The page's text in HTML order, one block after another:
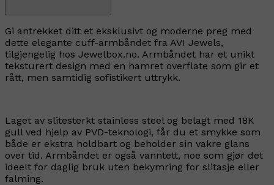
Gi antrekket ditt et eksklusivt og moderne preg med
dette elegante cuff-armbåndet fra AVI Jewels,
tilgjengelig hos Jewelbox.no. Armbåndet har et unikt
teksturert design med en hamret overflate som gir et
rått, men samtidig sofistikert uttrykk.
Laget av slitesterkt stainless steel og belagt med 18K
gull ved hjelp av PVD-teknologi, får du et smykke som
både er ekstra holdbart og beholder sin vakre glans
over tid. Armbåndet er også vanntett, noe som gjør det
ideelt for daglig bruk uten bekymring for slitasje eller
falming.